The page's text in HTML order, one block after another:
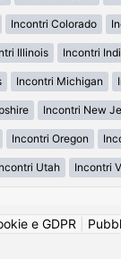
Incontri Colorado
Illinois Incontri
Incontri Michigan
Incontri New
Incontri Oregon
Utah Incontri
e GDPR